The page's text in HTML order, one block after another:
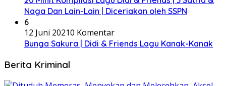
Naga Dan Lain-Lain | Diceriakan oleh SSPN
6
12 Juni 20210 Komentar
Bunga Sakura | Didi & Friends Lagu Kanak-Kanak
Berita Kriminal